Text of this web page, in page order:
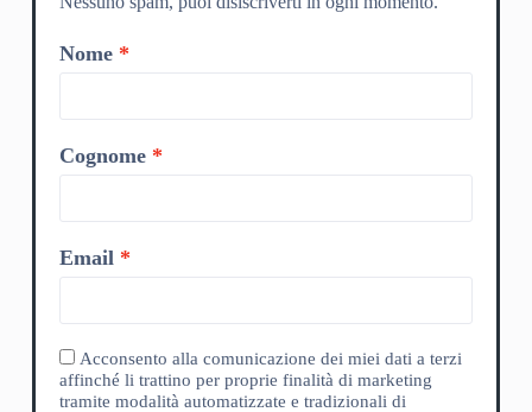
Nome
Cognome
Email
Acconsento alla comunicazione dei miei dati a terzi
affinché li trattino per proprie finalità di marketing
tramite modalità automatizzate e tradizionali di